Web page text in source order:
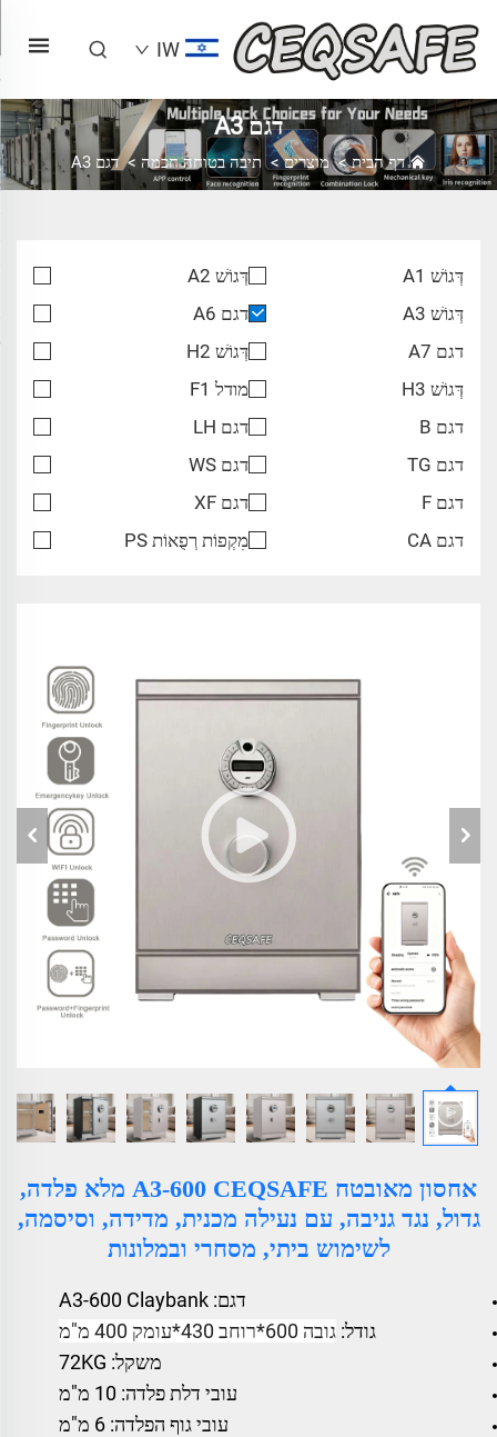
IW
דגם A3
דף הבית>מוצרים>תיבה בטוחה חכמה >דגם A3
דְּגוֹשׁ A1
דְּגוֹשׁ A2
דְּגוֹשׁ A3
דגם A6
דגם A7
דְּגוֹשׁ H2
דְּגוֹשׁ H3
מודל F1
דגם B
דגם LH
דגם TG
דגם WS
דגם F
דגם XF
דגם CA
מִקְפוֹת רְפֻאוֹת PS
אחסון מאובטח A3-600 CEQSAFE מלא פלדה,
גדול, נגד גניבה, עם נעילה מכנית, מדידה, וסיסמה,
לשימוש ביתי, מסחרי ובמלונות
דגם: A3-600 Claybank
גודל: גובה 600*רוחב 430*עומק 400 מ"מ
משקל: 72KG
עובי דלת פלדה: 10 מ"מ
עובי גוף הפלדה: 6 מ"מ